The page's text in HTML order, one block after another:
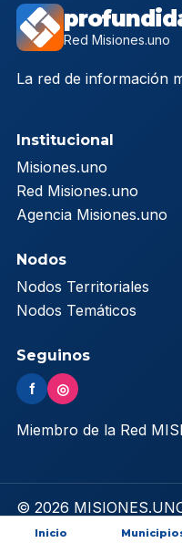
Red Misiones.uno
La red de información
Institucional
Misiones.uno
Red Misiones.uno
Agencia Misiones.uno
Nodos
Nodos Territoriales
Nodos Temáticos
Seguinos
f ◎
Miembro de la Red
© 2026
reservados
Inicio